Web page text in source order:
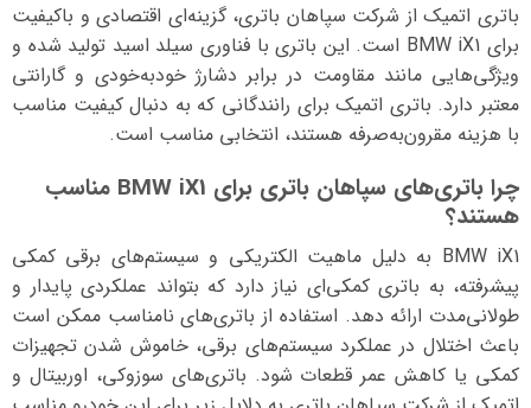
باتری اتمیک از شرکت سپاهان باتری، گزینه‌ای اقتصادی و باکیفیت
برای BMW iX1 است. این باتری با فناوری سیلد اسید تولید شده و
ویژگی‌هایی مانند مقاومت در برابر دشارژ خودبه‌خودی و گارانتی
معتبر دارد. باتری اتمیک برای رانندگانی که به دنبال کیفیت مناسب
با هزینه مقرون‌به‌صرفه هستند، انتخابی مناسب است.
چرا باتری‌های سپاهان باتری برای BMW iX1 مناسب
هستند؟
BMW iX1 به دلیل ماهیت الکتریکی و سیستم‌های برقی کمکی
پیشرفته، به باتری کمکی‌ای نیاز دارد که بتواند عملکردی پایدار و
طولانی‌مدت ارائه دهد. استفاده از باتری‌های نامناسب ممکن است
باعث اختلال در عملکرد سیستم‌های برقی، خاموش شدن تجهیزات
کمکی یا کاهش عمر قطعات شود. باتری‌های سوزوکی، اوربیتال و